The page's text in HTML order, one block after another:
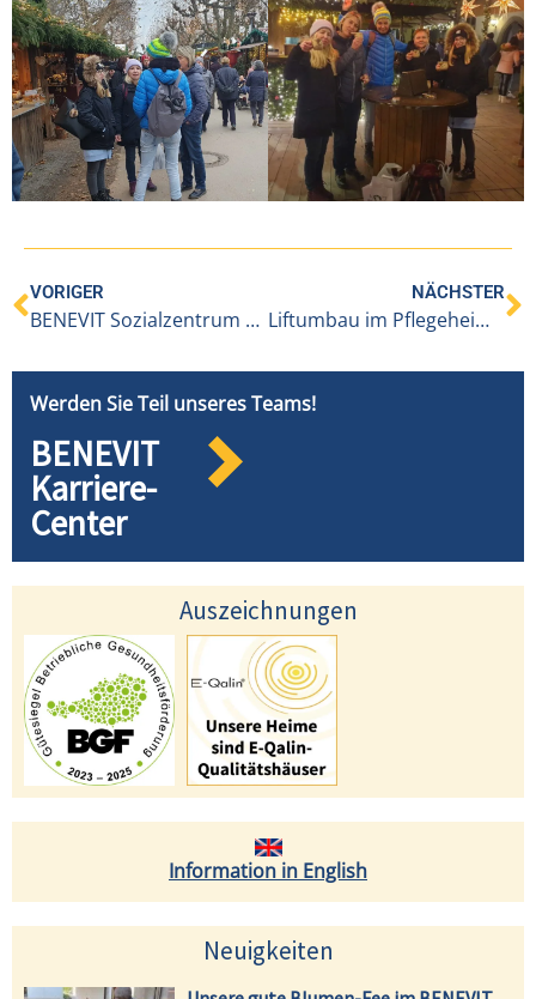
VORIGER
BENEVIT Sozialzentrum Weidach gratuliert zur Ausbildung
NÄCHSTER
Liftumbau im Pflegeheim Hittisau
Werden Sie Teil unseres Teams!
BENEVIT
Karriere-
Center
Auszeichnungen
Information in English
Neuigkeiten